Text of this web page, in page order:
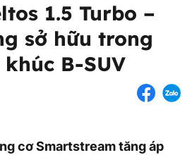
1.5 Turbo –
sở hữu trong
B-SUV
cơ Smartstream tăng áp